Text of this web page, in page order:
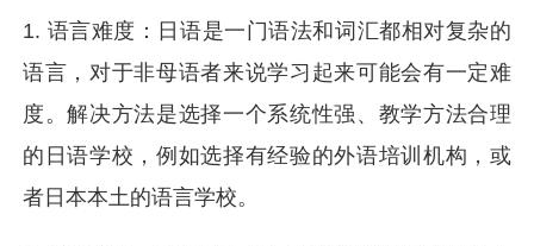
1. 语言难度：日语是一门语法和词汇都相对复杂的
语言，对于非母语者来说学习起来可能会有一定难
度。解决方法是选择一个系统性强、教学方法合理
的日语学校，例如选择有经验的外语培训机构，或
者日本本土的语言学校。